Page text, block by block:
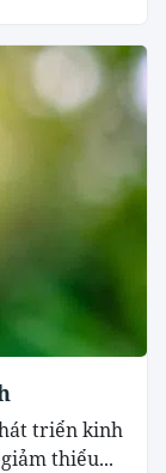
triển kinh
thiểu...